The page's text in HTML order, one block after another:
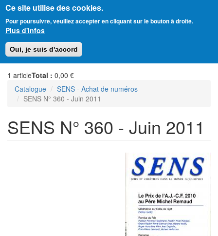
Ce site utilise des cookies.
Pour poursuivre, veuillez accepter en cliquant sur le bouton à droite.
Plus d'infos
Oui, je suis d'accord
au
contenu
principal
Amitié Judéo-Chrétienne de France
1 articleTotal : 0,00 €
Catalogue
SENS - Achat de numéros
SENS N° 360 - Juin 2011
SENS N° 360 - Juin 2011